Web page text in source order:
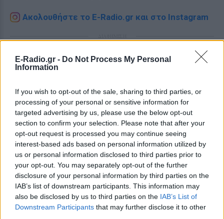
E-Radio.gr - Do Not Process My Personal
Information
If you wish to opt-out of the sale, sharing to third parties, or
processing of your personal or sensitive information for
targeted advertising by us, please use the below opt-out
section to confirm your selection. Please note that after your
opt-out request is processed you may continue seeing
interest-based ads based on personal information utilized by
us or personal information disclosed to third parties prior to
your opt-out. You may separately opt-out of the further
disclosure of your personal information by third parties on the
IAB’s list of downstream participants. This information may
also be disclosed by us to third parties on the IAB’s List of
Downstream Participants that may further disclose it to other
Ακολουθήστε το E-Radio.gr και στο Instagram